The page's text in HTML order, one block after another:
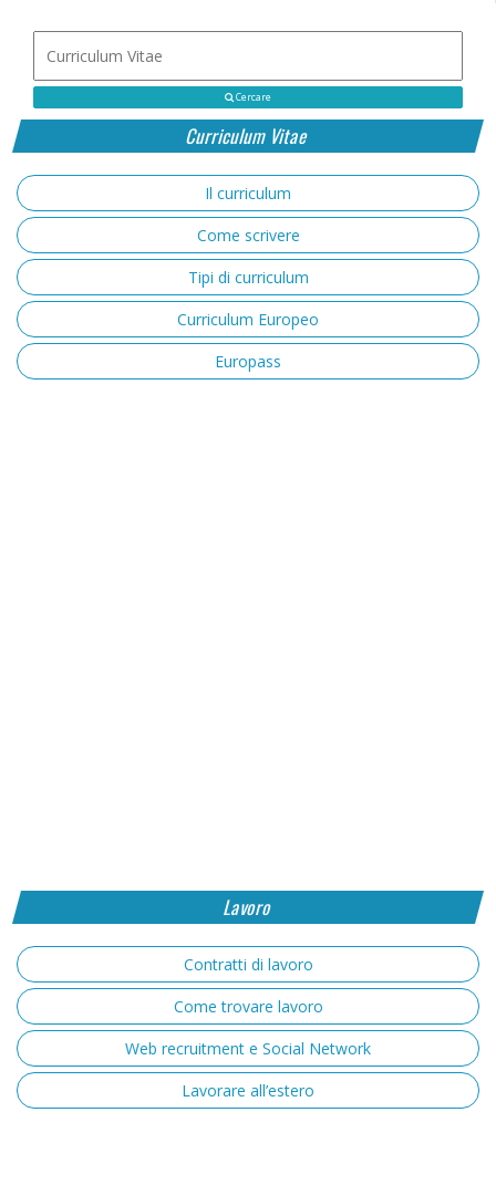
Cercare
Curriculum Vitae
Il curriculum
Come scrivere
Tipi di curriculum
Curriculum Europeo
Europass
Lavoro
Contratti di lavoro
Come trovare lavoro
Web recruitment e Social Network
Lavorare all’estero